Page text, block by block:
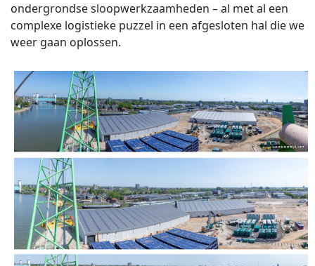
ondergrondse sloopwerkzaamheden – al met al een
complexe logistieke puzzel in een afgesloten hal die we
weer gaan oplossen.